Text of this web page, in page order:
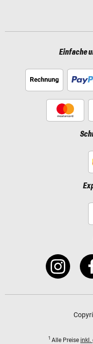
Einfache
1 Alle Preise inkl.